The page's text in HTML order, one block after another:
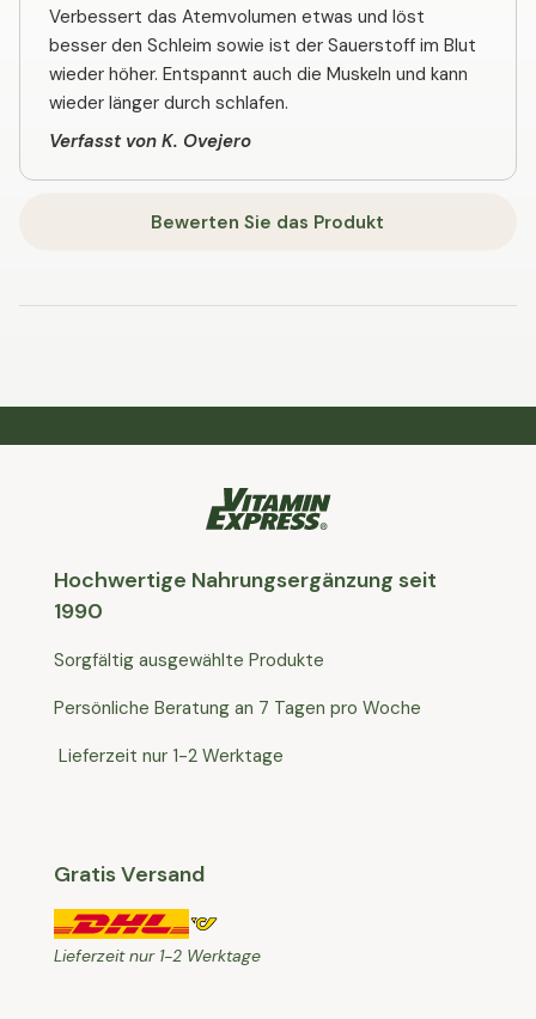
Verbessert das Atemvolumen etwas und löst
besser den Schleim sowie ist der Sauerstoff im Blut
wieder höher. Entspannt auch die Muskeln und kann
wieder länger durch schlafen.
Verfasst von K. Ovejero
Bewerten Sie das Produkt
Hochwertige Nahrungsergänzung seit
1990
Sorgfältig ausgewählte Produkte
Persönliche Beratung an 7 Tagen pro Woche
Lieferzeit nur 1-2 Werktage
Gratis Versand
Lieferzeit nur 1-2 Werktage